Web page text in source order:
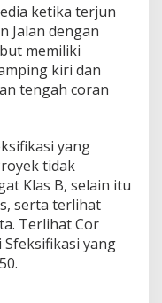
ketika terjun
Jalan dengan
memiliki
kiri dan
tengah coran
yang
tidak
Klas B, selain itu
serta terlihat
Terlihat Cor
yang